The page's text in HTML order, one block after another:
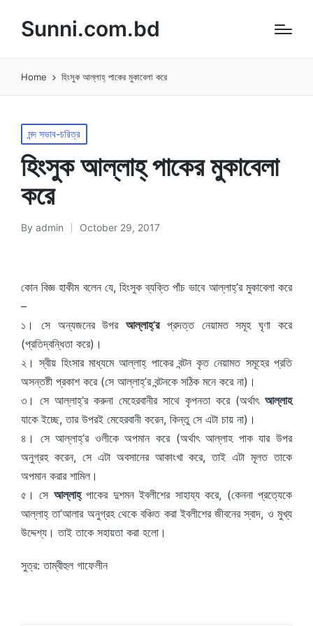
Sunni.com.bd
Home হিংসুক আল্লাহ্ পাকের মুকাবেলা করে
Posted
in
মন্দ সভাব-চরিত্র
হিংসুক আল্লাহ্ পাকের মুকাবেলা
করে
Posted
By admin October 29, 2017
কোন বিজ্ঞ হাকীম বলেন যে, হিংসুক ব্যক্তি পাঁচ ভাবে আল্লাহ্’র মুকাবেলা করে
–
১। সে অন্যজনের উপরআল্লাহ্’রপ্রদত্ত নেয়ামত সমূহ ঘৃণা করে
(প্রতিদ্বন্ধিতা করে)।
২। স্বীয় হিংসার মাধ্যমে আল্লাহ্ পাকের বন্টন কৃত নেয়ামত সমূহের প্রতি
অসন্তষ্টী প্রকাশ করে (সে আল্লাহ্’র বন্টনকে সঠিক মনে করে না)।
৩। সে আল্লাহ্’র করুনা মেহেরবানীর সাথে কৃপনতা করে (অর্থাৎ আল্লাহ
যাকে ইচ্ছে, তার উপরই মেহেরবানী করেন, কিন্তু সে এটা চায় না)।
৪। সে আল্লাহ্’র ওলীকে অপমান করে (অর্থাৎ আল্লাহ পাক যার উপর
অনুগ্রহ করেন, সে এটা অবসানের আকাংখা করে, তাই এটা মূলত তাকে
অপমান করার শামিল।
৫। সে আল্লাহ্পাকের দুশমন ইবলীশের সাহায্য করে, (কেননা প্রত্যেকে
আল্লাহ্ তা’আলার অনুগ্রহ থেকে বঞ্চিত করা ইবলীশের জীবনের স্বাদ, ও মুখ্য
উদ্দেশ্য। তাই তাকে সহায়তা করা হলো।
সুত্র: তাম্বীহুল গাফেলীন